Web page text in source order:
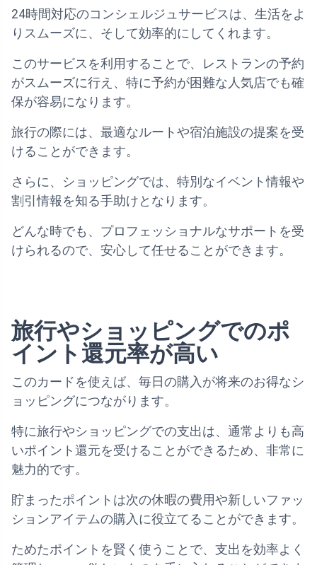
24時間対応のコンシェルジュサービスは、生活をよ
りスムーズに、そして効率的にしてくれます。
このサービスを利用することで、レストランの予約
がスムーズに行え、特に予約が困難な人気店でも確
保が容易になります。
旅行の際には、最適なルートや宿泊施設の提案を受
けることができます。
さらに、ショッピングでは、特別なイベント情報や
割引情報を知る手助けとなります。
どんな時でも、プロフェッショナルなサポートを受
けられるので、安心して任せることができます。
旅行やショッピングでのポ
イント還元率が高い
このカードを使えば、毎日の購入が将来のお得なシ
ョッピングにつながります。
特に旅行やショッピングでの支出は、通常よりも高
いポイント還元を受けることができるため、非常に
魅力的です。
貯まったポイントは次の休暇の費用や新しいファッ
ションアイテムの購入に役立てることができます。
ためたポイントを賢く使うことで、支出を効率よく